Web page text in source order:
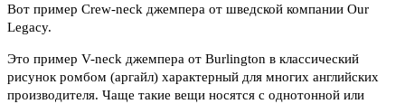
Вот пример Crew-neck джемпера от шведской компании Our
Legacy.
Это пример V-neck джемпера от Burlington в классический
рисунок ромбом (аргайл) характерный для многих английских
производителя. Чаще такие вещи носятся с однотонной или